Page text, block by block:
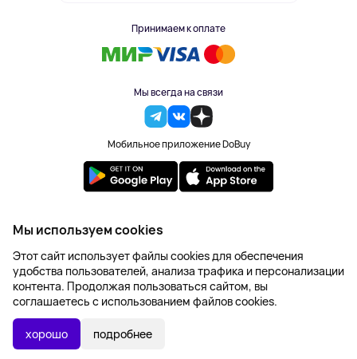
В КОРЗИНУ
Принимаем к оплате
Мы всегда на связи
Мобильное приложение DoBuy
2023-2026 © DoBuy. Все права защищены
Правила обработки персональных данных
Пользовательское соглашение
Оферта
Создание сайта – NetLab
Мы используем cookies
Этот сайт использует файлы cookies для обеспечения
удобства пользователей, анализа трафика и персонализации
контента. Продолжая пользоваться сайтом, вы
соглашаетесь с использованием файлов cookies.
хорошо подробнее